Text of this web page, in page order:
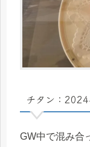
チタン：2024
GW中で混み合